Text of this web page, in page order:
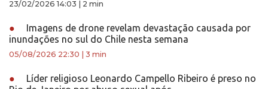
23/02/2026 14:03 2 min
●
Imagens de drone revelam devastação causada por
inundações no sul do Chile nesta semana
05/08/2026 22:30 3 min
●
Líder religioso Leonardo Campello Ribeiro é preso no